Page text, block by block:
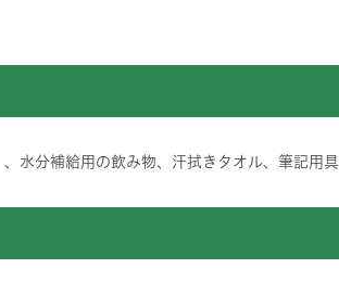
水分補給用の飲み物、汗拭きタオル、筆記用具